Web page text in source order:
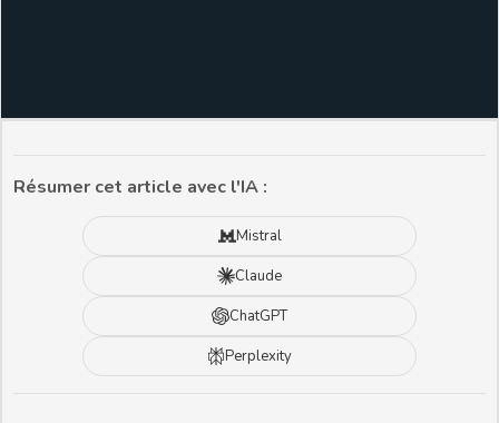
Résumer cet article avec l'IA :
Mistral
Claude
ChatGPT
Perplexity